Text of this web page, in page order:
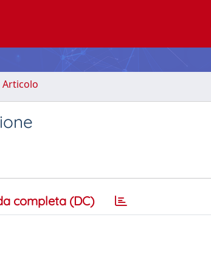
Articolo
completa (DC)